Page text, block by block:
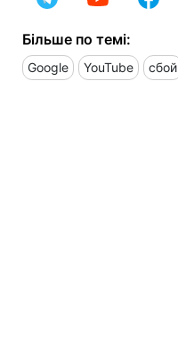
Більше по темі:
Google YouTube сбой